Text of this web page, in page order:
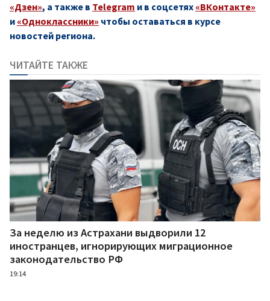
«Дзен», а также в Telegram и в соцсетях «ВКонтакте»
и «Одноклассники» чтобы оставаться в курсе
новостей региона.
ЧИТАЙТЕ ТАКЖЕ
За неделю из Астрахани выдворили 12
иностранцев, игнорирующих миграционное
законодательство РФ
19:14